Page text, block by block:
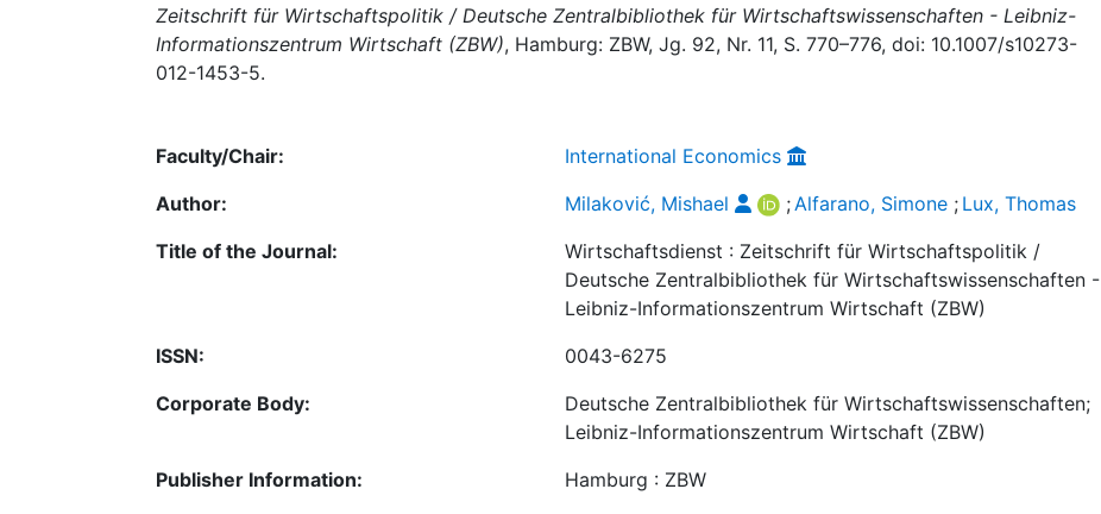
Zeitschrift für Wirtschaftspolitik / Deutsche Zentralbibliothek für Wirtschaftswissenschaften - Leibniz-
Informationszentrum Wirtschaft (ZBW), Hamburg: ZBW, Jg. 92, Nr. 11, S. 770–776, doi: 10.1007/s10273-
012-1453-5.
Faculty/Chair:
International Economics
Author:
Milaković, Mishael ;Alfarano, Simone ; Lux, Thomas
Title of the Journal:
Wirtschaftsdienst : Zeitschrift für Wirtschaftspolitik /
Deutsche Zentralbibliothek für Wirtschaftswissenschaften -
Leibniz-Informationszentrum Wirtschaft (ZBW)
ISSN:
0043-6275
Corporate Body:
Deutsche Zentralbibliothek für Wirtschaftswissenschaften;
Leibniz-Informationszentrum Wirtschaft (ZBW)
Publisher Information:
Hamburg : ZBW